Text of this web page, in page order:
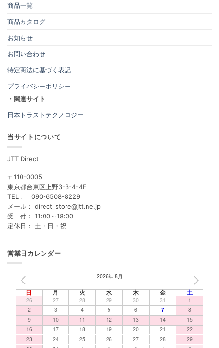
商品一覧
商品カタログ
お知らせ
お問い合わせ
特定商法に基づく表記
プライバシーポリシー
・関連サイト
日本トラストテクノロジー
当サイトについて
JTT Direct
〒110-0005
東京都台東区上野3-3-4-4F
TEL： 090-6508-8229
メール： direct_store@jtt.ne.jp
受 付： 11:00～18:00
定休日： 土・日・祝
営業日カレンダー
2026年 8月
日 月 火 水 木 金 土
26 27 28 29 30 31
1
2
3 4 5 6 7
8
9
10 11 12 13 14
15
16
17 18 19 20 21
22
23
24 25 26 27 28
29